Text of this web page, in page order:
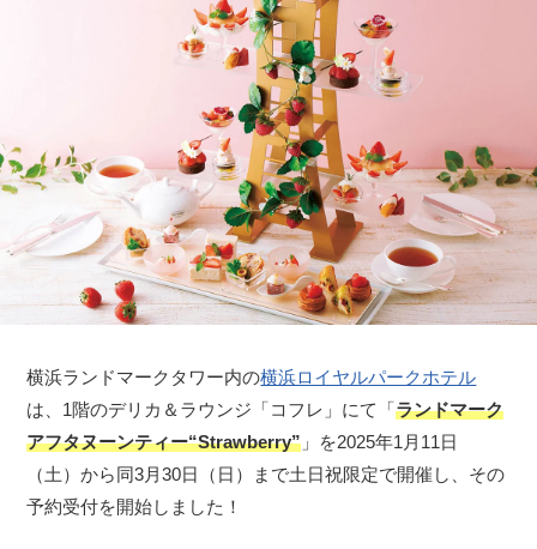
横浜ランドマークタワー内の横浜ロイヤルパークホテル
は、1階のデリカ＆ラウンジ「コフレ」にて「ランドマーク
アフタヌーンティー“Strawberry” 」を2025年1月11日
（土）から同3月30日（日）まで土日祝限定で開催し、その
予約受付を開始しました！